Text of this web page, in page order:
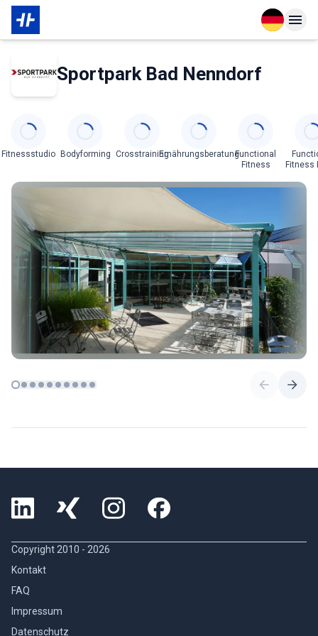
OpenOpen
Das Wichtigste zur Mitgliedschaft
Sportpark Bad Nenndorf
Categories
Fitnessstudio Bodyforming CrosstrainingErnährungsberatungFunctional
Fitness
Fitness
Copyright 2010 - 2026
Kontakt
FAQ
Impressum
Datenschutz